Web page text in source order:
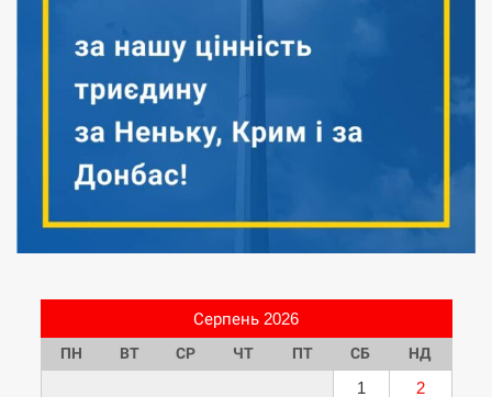
Серпень 2026
ПН ВТ СР ЧТ ПТ СБ НД
1
2